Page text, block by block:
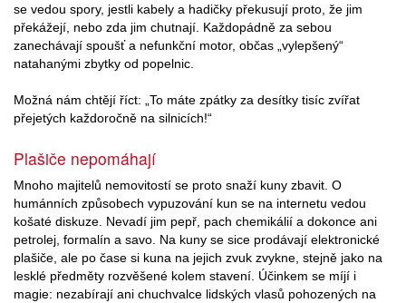
se vedou spory, jestli kabely a hadičky překusují proto, že jim
překážejí, nebo zda jim chutnají. Každopádně za sebou
zanechávají spoušť a nefunkční motor, občas „vylepšený“
natahanými zbytky od popelnic.
Možná nám chtějí říct: „To máte zpátky za desítky tisíc zvířat
přejetých každoročně na silnicích!“
Plašiče nepomáhají
Mnoho majitelů nemovitostí se proto snaží kuny zbavit. O
humánních způsobech vypuzování kun se na internetu vedou
košaté diskuze. Nevadí jim pepř, pach chemikálií a dokonce ani
petrolej, formalín a savo. Na kuny se sice prodávají elektronické
plašiče, ale po čase si kuna na jejich zvuk zvykne, stejně jako na
lesklé předměty rozvěšené kolem stavení. Účinkem se míjí i
magie: nezabírají ani chuchvalce lidských vlasů pohozených na